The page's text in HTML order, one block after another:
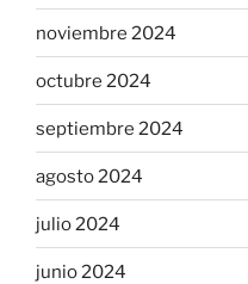
noviembre 2024
octubre 2024
septiembre 2024
agosto 2024
julio 2024
junio 2024